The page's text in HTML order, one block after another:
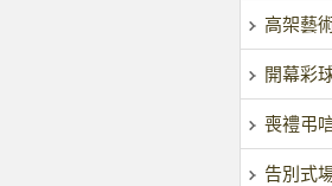
高架藝
開幕彩
喪禮弔
告別式